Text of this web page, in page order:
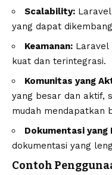
Scalability:
yang dapat
Keamanan: Laravel
kuat dan terintegrasi.
Komunitas yang
yang besar dan aktif,
mudah mendapatkan
Dokumentasi yang
dokumentasi yang
Contoh